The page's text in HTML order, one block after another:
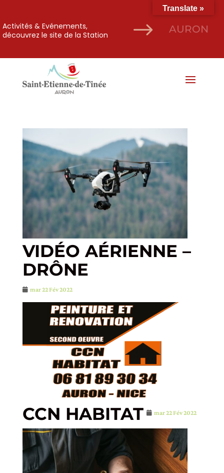
$
Activités & Evénements,
découvrez le site de la Station
AURON
VIDÉO AÉRIENNE –
DRÔNE
mar 22 Fév 2022
CCN HABITAT mar 22 Fév 2022
Translate »